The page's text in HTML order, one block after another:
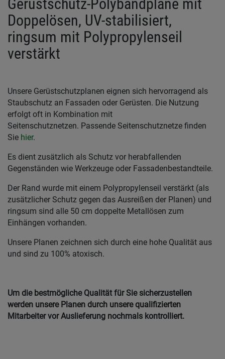
Gerüstschutz-Polybandplane mit
Doppelösen, UV-stabilisiert,
ringsum mit Polypropylenseil
verstärkt
Unsere Gerüstschutzplanen eignen sich hervorragend als
Staubschutz an Fassaden oder Gerüsten. Die Nutzung
erfolgt oft in Kombination mit
Seitenschutznetzen. Passende Seitenschutznetze finden
Sie hier.
Es dient zusätzlich als Schutz vor herabfallenden
Gegenständen wie Werkzeuge oder Fassadenbestandteile.
Der Rand wurde mit einem Polypropylenseil verstärkt (als
zusätzlicher Schutz gegen das Ausreißen der Planen) und
ringsum sind alle 50 cm doppelte Metallösen zum
Einhängen vorhanden.
Unsere Planen zeichnen sich durch eine hohe Qualität aus
und sind zu 100% atoxisch.
Um die bestmögliche Qualität für Sie sicherzustellen
werden unsere Planen durch unsere qualifizierten
Mitarbeiter vor Auslieferung nochmals kontrolliert.